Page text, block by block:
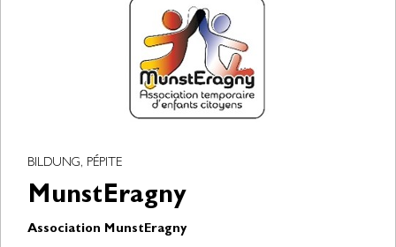
BILDUNG, PÉPITE
MunstEragny
Association MunstEragny